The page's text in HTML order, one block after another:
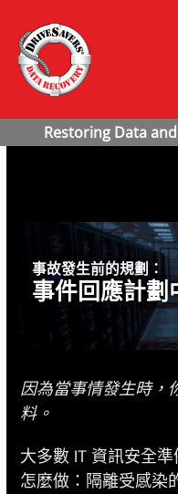
事故發生前的規劃：
事件回應計劃
因為當事情發生時，
料。
大多數 IT 資訊安全
怎麼做：隔離受感染